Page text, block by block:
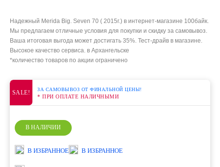
Надежный Merida Big. Seven 70 ( 2015г.) в интернет-магазине 100байк.
Мы предлагаем отличные условия для покупки и скидку за самовывоз.
Ваша итоговая выгода может достигать 35%. Тест-драйв в магазине.
Высокое качество сервиса. в Архангельске
*количество товаров по акции ограничено
SALE! ЗА САМОВЫВОЗ ОТ ФИНАЛЬНОЙ ЦЕНЫ!
* ПРИ ОПЛАТЕ НАЛИЧНЫМИ
В НАЛИЧИИ
В ИЗБРАННОЕ В ИЗБРАННОЕ